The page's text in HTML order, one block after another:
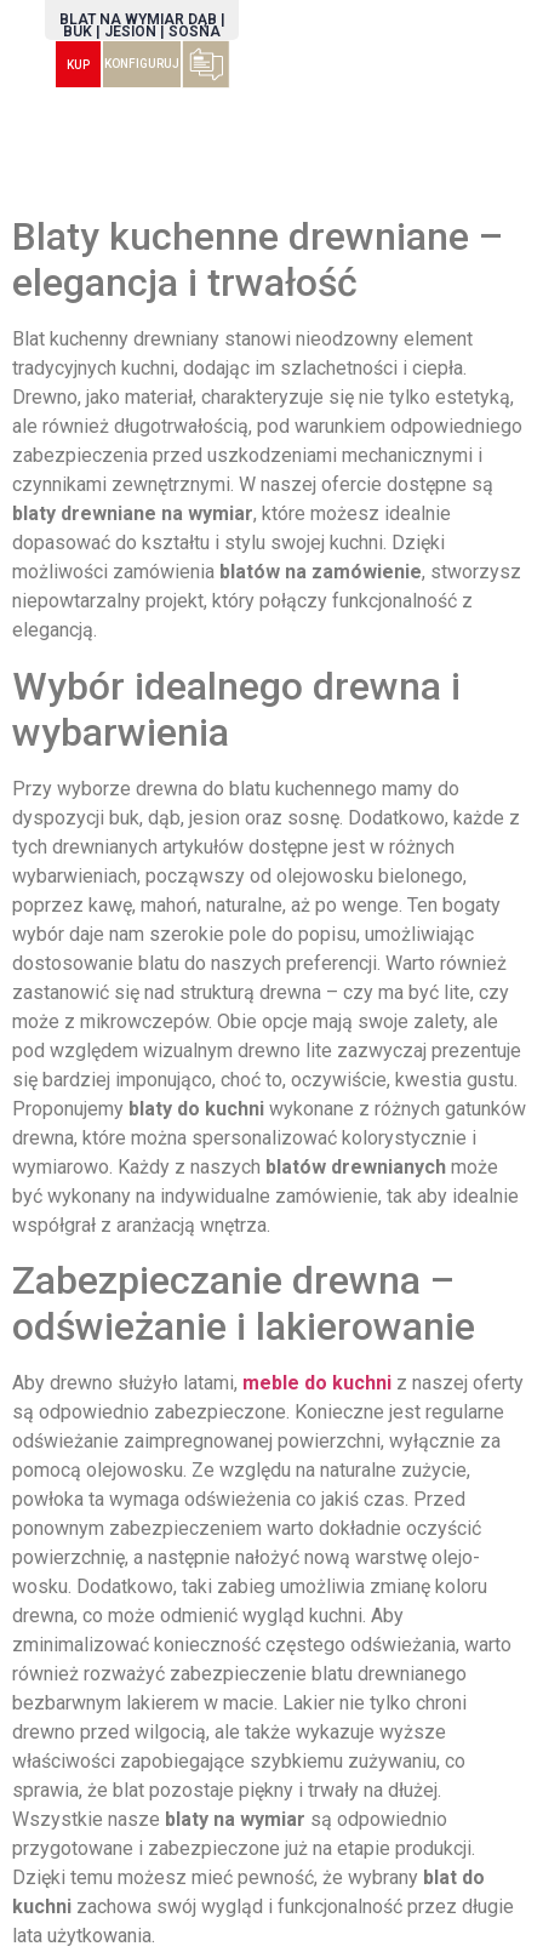
BLAT NA WYMIAR DĄB |
BUK | JESION | SOSNA
KUP KONFIGURUJ
Blaty kuchenne drewniane –
elegancja i trwałość
Blat kuchenny drewniany stanowi nieodzowny element
tradycyjnych kuchni, dodając im szlachetności i ciepła.
Drewno, jako materiał, charakteryzuje się nie tylko estetyką,
ale również długotrwałością, pod warunkiem odpowiedniego
zabezpieczenia przed uszkodzeniami mechanicznymi i
czynnikami zewnętrznymi. W naszej ofercie dostępne są
blaty drewniane na wymiar, które możesz idealnie
dopasować do kształtu i stylu swojej kuchni. Dzięki
możliwości zamówienia blatów na zamówienie, stworzysz
niepowtarzalny projekt, który połączy funkcjonalność z
elegancją.
Wybór idealnego drewna i
wybarwienia
Przy wyborze drewna do blatu kuchennego mamy do
dyspozycji buk, dąb, jesion oraz sosnę. Dodatkowo, każde z
tych drewnianych artykułów dostępne jest w różnych
wybarwieniach, począwszy od olejowosku bielonego,
poprzez kawę, mahoń, naturalne, aż po wenge. Ten bogaty
wybór daje nam szerokie pole do popisu, umożliwiając
dostosowanie blatu do naszych preferencji. Warto również
zastanowić się nad strukturą drewna – czy ma być lite, czy
może z mikrowczepów. Obie opcje mają swoje zalety, ale
pod względem wizualnym drewno lite zazwyczaj prezentuje
się bardziej imponująco, choć to, oczywiście, kwestia gustu.
Proponujemy blaty do kuchni wykonane z różnych gatunków
drewna, które można spersonalizować kolorystycznie i
wymiarowo. Każdy z naszych blatów drewnianych może
być wykonany na indywidualne zamówienie, tak aby idealnie
współgrał z aranżacją wnętrza.
Zabezpieczanie drewna –
odświeżanie i lakierowanie
Aby drewno służyło latami, meble do kuchni z naszej oferty
są odpowiednio zabezpieczone. Konieczne jest regularne
odświeżanie zaimpregnowanej powierzchni, wyłącznie za
pomocą olejowosku. Ze względu na naturalne zużycie,
powłoka ta wymaga odświeżenia co jakiś czas. Przed
ponownym zabezpieczeniem warto dokładnie oczyścić
powierzchnię, a następnie nałożyć nową warstwę olejo-
wosku. Dodatkowo, taki zabieg umożliwia zmianę koloru
drewna, co może odmienić wygląd kuchni. Aby
zminimalizować konieczność częstego odświeżania, warto
również rozważyć zabezpieczenie blatu drewnianego
bezbarwnym lakierem w macie. Lakier nie tylko chroni
drewno przed wilgocią, ale także wykazuje wyższe
właściwości zapobiegające szybkiemu zużywaniu, co
sprawia, że blat pozostaje piękny i trwały na dłużej.
Wszystkie nasze blaty na wymiar są odpowiednio
przygotowane i zabezpieczone już na etapie produkcji.
Dzięki temu możesz mieć pewność, że wybrany blat do
kuchni zachowa swój wygląd i funkcjonalność przez długie
lata użytkowania.